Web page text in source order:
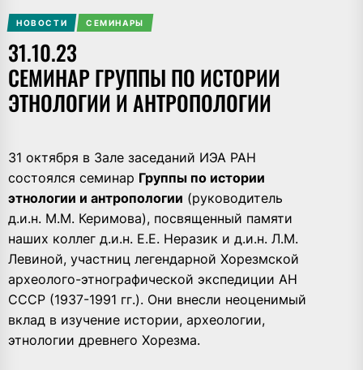
НОВОСТИ СЕМИНАРЫ
31.10.23
CЕМИНАР ГРУППЫ ПО ИСТОРИИ
ЭТНОЛОГИИ И АНТРОПОЛОГИИ
31 октября в Зале заседаний ИЭА РАН
состоялся семинар Группы по истории
этнологии и антропологии (руководитель
д.и.н. М.М. Керимова), посвященный памяти
наших коллег д.и.н. Е.Е. Неразик и д.и.н. Л.М.
Левиной, участниц легендарной Хорезмской
археолого-этнографической экспедиции АН
СССР (1937-1991 гг.). Они внесли неоценимый
вклад в изучение истории, археологии,
этнологии древнего Хорезма.